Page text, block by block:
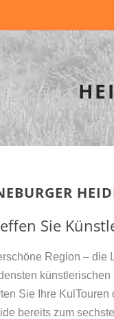
Sie
Region –
Sie Ihre
bereits zum